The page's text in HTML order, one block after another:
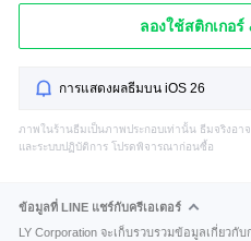
ลองใช้สติกเกอ
การแสดงผลธีมบน iOS 26
ภาพในร้านธีมเป็นภาพประกอบเท่านั้น ธีมจริงอา
และระบบปฏิบัติการ โปรดพิจารณาก่อนซื้อ
ข้อมูลที่ LINE แชร์กับครีเอเตอร์
LY Corporation จะเก็บรวบรวมข้อมูลเกี่ยวกั